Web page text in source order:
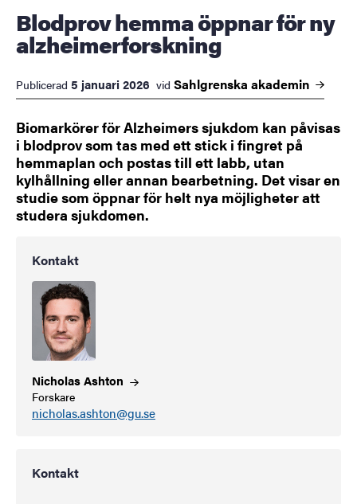
Blodprov hemma öppnar för ny
alzheimerforskning
Publicerad 5 januari 2026 vid Sahlgrenska akademin
Biomarkörer för Alzheimers sjukdom kan påvisas
i blodprov som tas med ett stick i fingret på
hemmaplan och postas till ett labb, utan
kylhållning eller annan bearbetning. Det visar en
studie som öppnar för helt nya möjligheter att
studera sjukdomen.
Kontakt
NicholasAshton
Forskare
nicholas.ashton@gu.se
Kontakt